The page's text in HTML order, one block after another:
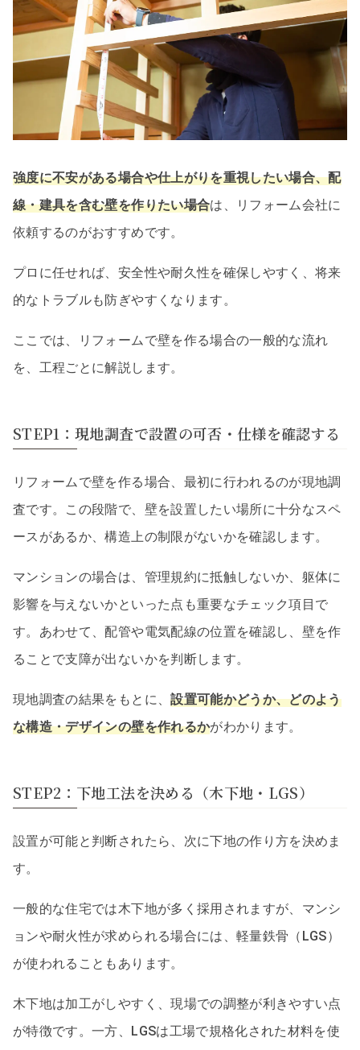
強度に不安がある場合や仕上がりを重視したい場合、配
線・建具を含む壁を作りたい場合は、リフォーム会社に
依頼するのがおすすめです。
プロに任せれば、安全性や耐久性を確保しやすく、将来
的なトラブルも防ぎやすくなります。
ここでは、リフォームで壁を作る場合の一般的な流れ
を、工程ごとに解説します。
STEP1：現地調査で設置の可否・仕様を確認する
リフォームで壁を作る場合、最初に行われるのが現地調
査です。この段階で、壁を設置したい場所に十分なスペ
ースがあるか、構造上の制限がないかを確認します。
マンションの場合は、管理規約に抵触しないか、躯体に
影響を与えないかといった点も重要なチェック項目で
す。あわせて、配管や電気配線の位置を確認し、壁を作
ることで支障が出ないかを判断します。
現地調査の結果をもとに、設置可能かどうか、どのよう
な構造・デザインの壁を作れるかがわかります。
STEP2：下地工法を決める（木下地・LGS）
設置が可能と判断されたら、次に下地の作り方を決めま
す。
一般的な住宅では木下地が多く採用されますが、マンシ
ョンや耐火性が求められる場合には、軽量鉄骨（LGS）
が使われることもあります。
木下地は加工がしやすく、現場での調整が利きやすい点
が特徴です。一方、LGSは工場で規格化された材料を使